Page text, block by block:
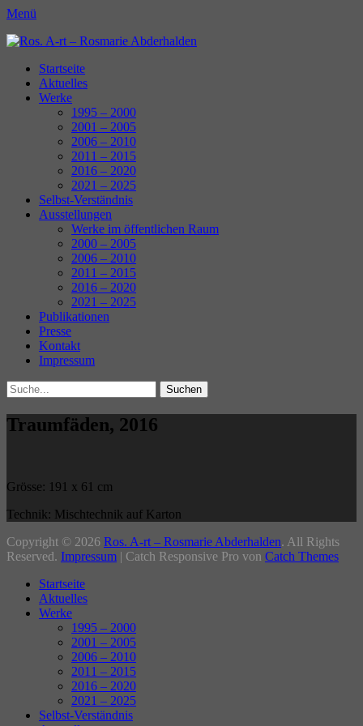
Menü
Ros. A-rt - Rosmarie Abderhalden
Erstes
Menü
Zum
Inhalt:
Startseite
Aktuelles
Werke
1995 – 2000
2001 – 2005
2006 – 2010
2011 – 2015
2016 – 2020
2021 – 2025
Selbst-Verständnis
Ausstellungen
Werke im öffentlichen Raum
2000 – 2005
2006 – 2010
2011 – 2015
2016 – 2020
2021 – 2025
Publikationen
Presse
Kontakt
Impressum
Search
Suche
für:
Traumfäden, 2016
Grösse: 191 x 61 cm
Technik: Mischtechnik auf Karton
Beitragsnavigation
Copyright © 2026 Ros. A-rt – Rosmarie Abderhalden. All Rights
Reserved. Impressum | Catch Responsive Pro von Catch Themes
oben
Startseite
Aktuelles
Werke
1995 – 2000
2001 – 2005
2006 – 2010
2011 – 2015
2016 – 2020
2021 – 2025
Selbst-Verständnis